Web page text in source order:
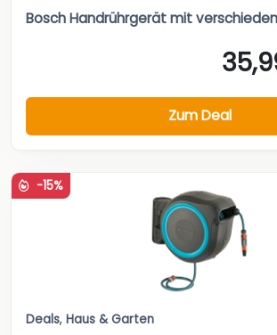
Bosch Handrührgerät mit
Zum Deal
-15%
Deals, Haus & Garten